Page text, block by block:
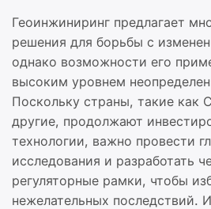
Геоинжиниринг предлагает
решения для борьбы с
однако возможности его
высоким уровнем
Поскольку страны, такие
другие, продолжают
технологии, важно провести
исследования и разработать
регуляторные рамки, чтобы
нежелательных последствий.